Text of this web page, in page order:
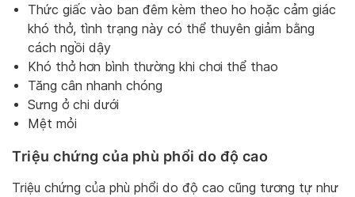
Thức giấc vào ban đêm kèm theo ho hoặc cảm giác
khó thở, tình trạng này có thể thuyên giảm bằng
cách ngồi dậy
Khó thở hơn bình thường khi chơi thể thao
Tăng cân nhanh chóng
Sưng ở chi dưới
Mệt mỏi
Triệu chứng của phù phổi do độ cao
Triệu chứng của phù phổi do độ cao cũng tương tự như